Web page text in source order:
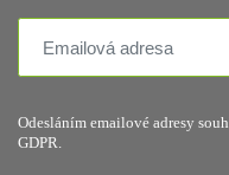
Odesláním emailové adresy
GDPR.